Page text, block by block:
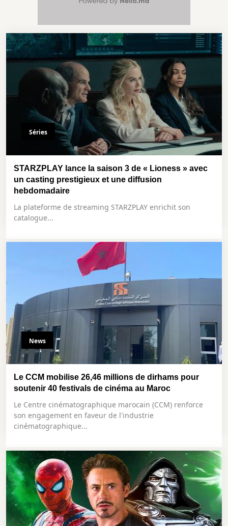
Séries
STARZPLAY lance la saison 3 de « Lioness » avec
un casting prestigieux et une diffusion
hebdomadaire
La plateforme de streaming STARZPLAY enrichit son
catalogue...
News
Le CCM mobilise 26,46 millions de dirhams pour
soutenir 40 festivals de cinéma au Maroc
Le Centre cinématographique marocain (CCM) renforce
son engagement en faveur de l'industrie
cinématographique...